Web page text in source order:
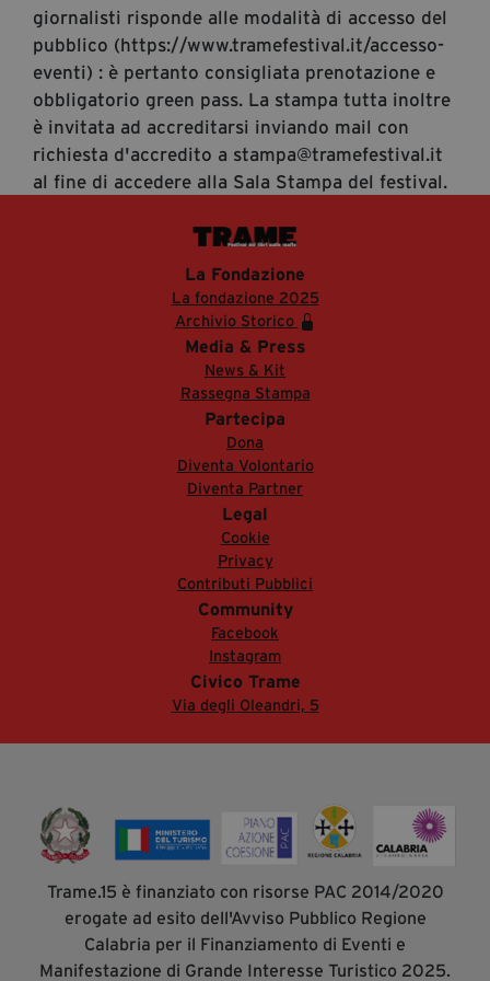
giornalisti risponde alle modalità di accesso del
pubblico (https://www.tramefestival.it/accesso-
eventi) : è pertanto consigliata prenotazione e
obbligatorio green pass. La stampa tutta inoltre
è invitata ad accreditarsi inviando mail con
richiesta d'accredito a stampa@tramefestival.it
al fine di accedere alla Sala Stampa del festival.
La Fondazione
La fondazione 2025
Archivio Storico
Media & Press
News & Kit
Rassegna Stampa
Partecipa
Dona
Diventa Volontario
Diventa Partner
Legal
Cookie
Privacy
Contributi Pubblici
Community
Facebook
Instagram
Civico Trame
Via degli Oleandri, 5
Trame.15 è finanziato con risorse PAC 2014/2020
erogate ad esito dell'Avviso Pubblico Regione
Calabria per il Finanziamento di Eventi e
Manifestazione di Grande Interesse Turistico 2025.